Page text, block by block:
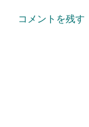
コメントを残す